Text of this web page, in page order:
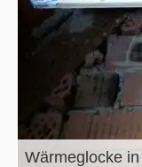
Wärmeglocke